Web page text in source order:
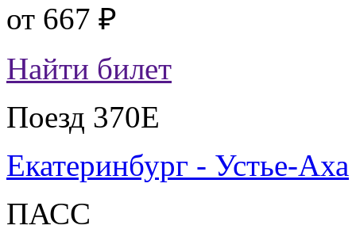
от 667 ₽
Найти билет
Поезд 370Е
Екатеринбург - Устье-Аха
ПАСС